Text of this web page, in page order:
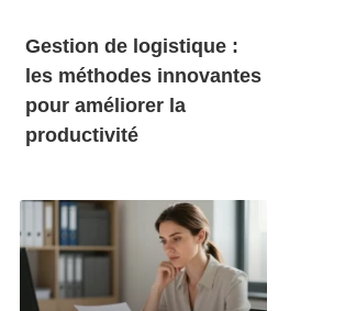
Gestion de logistique :
les méthodes innovantes
pour améliorer la
productivité